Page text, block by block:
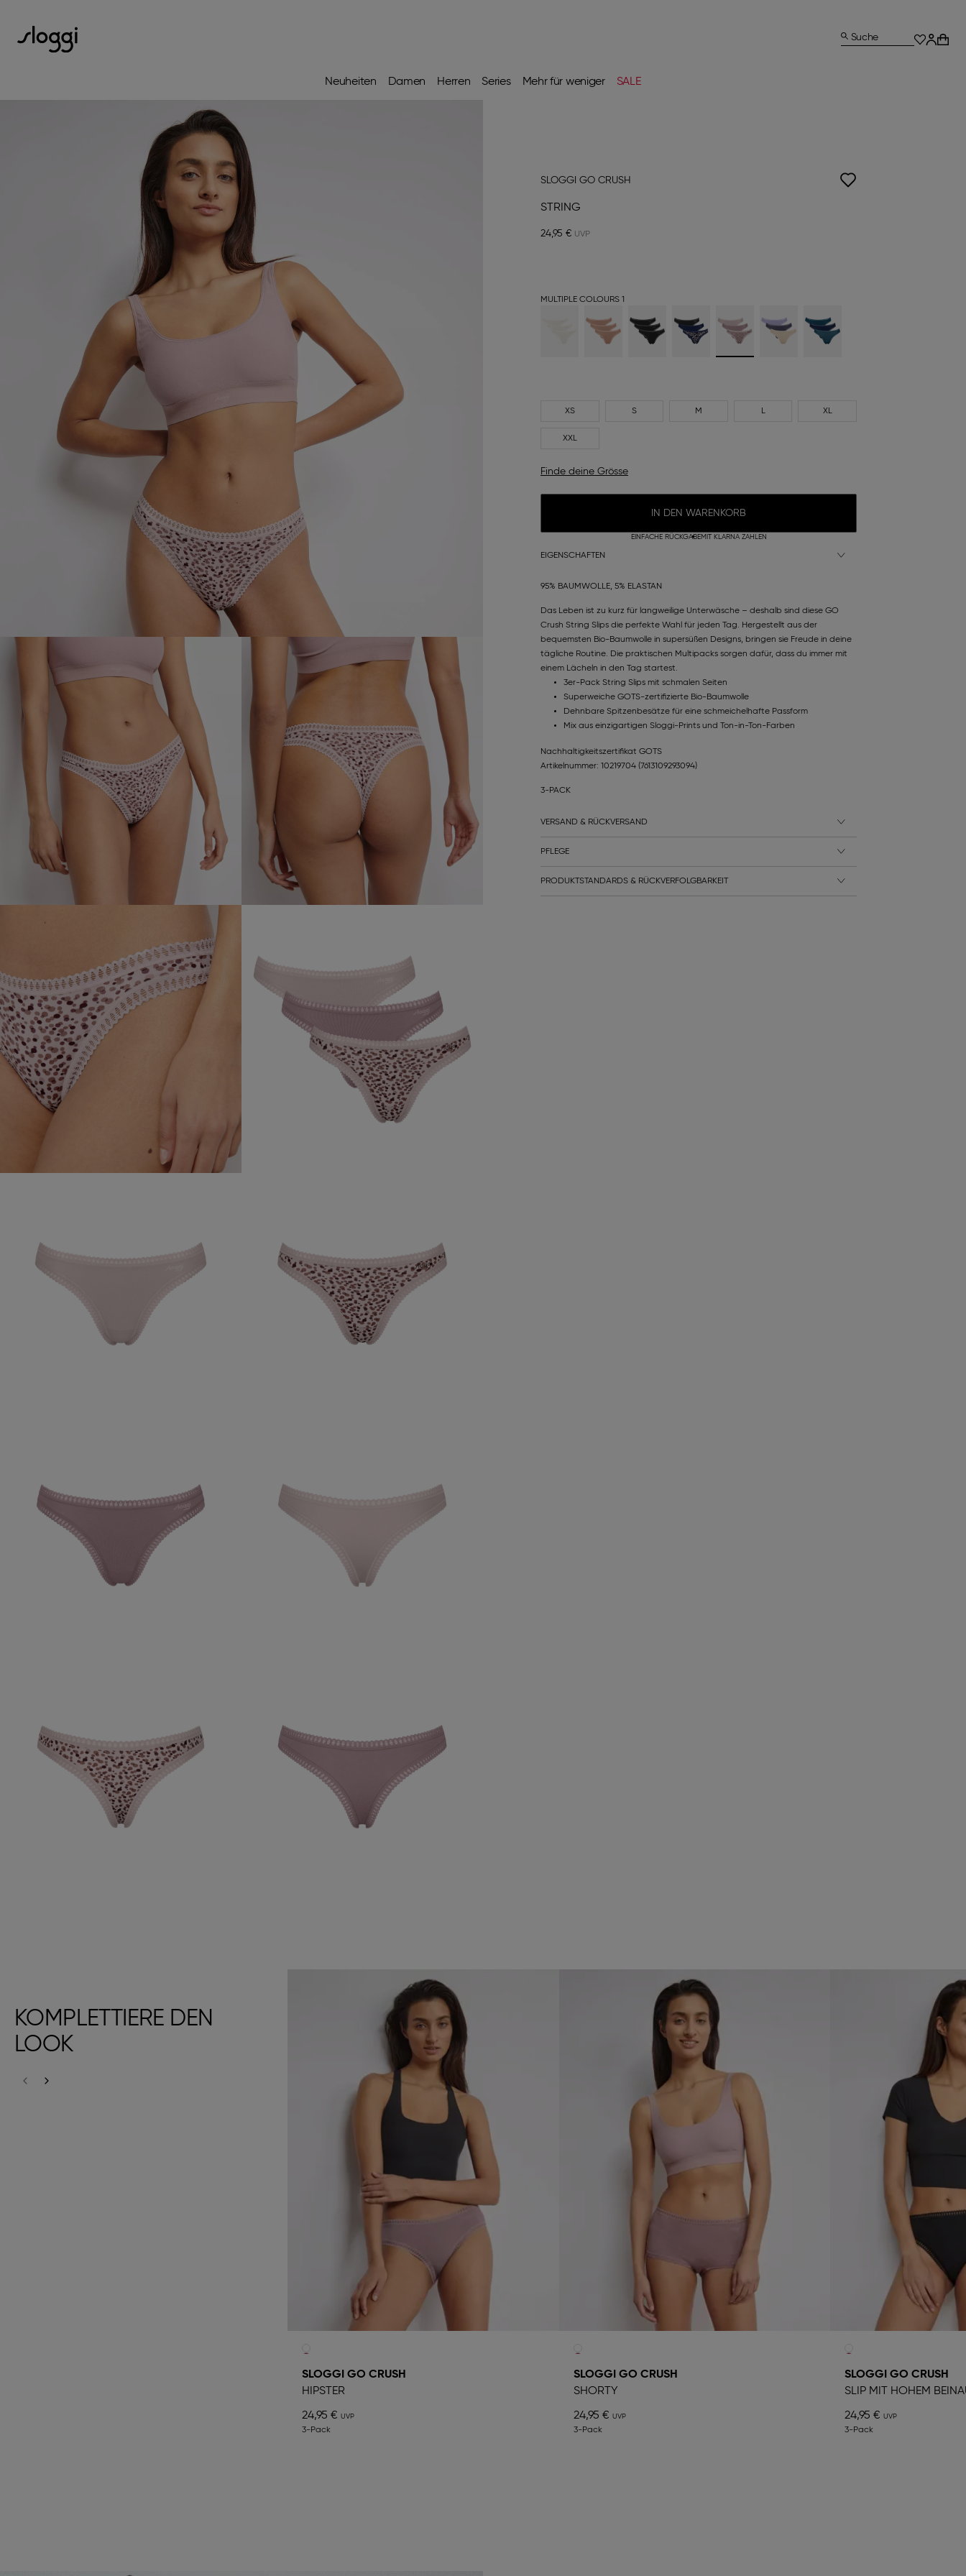
Neuheiten Damen Herren Series Mehr für weniger SALE
Suche
SLOGGI GO CRUSH
STRING
24,95 €
MULTIPLE COLOURS 1
XS S M L XL
XXL
Finde deine Grösse
IN DEN WARENKORB
EINFACHE RÜCKGABEMIT KLARNA ZAHLEN
EIGENSCHAFTEN
95% BAUMWOLLE, 5% ELASTAN
Das Leben ist zu kurz für langweilige Unterwäsche – deshalb sind diese GO
Crush String Slips die perfekte Wahl für jeden Tag. Hergestellt aus der
bequemsten Bio-Baumwolle in supersüßen Designs, bringen sie Freude in deine
tägliche Routine. Die praktischen Multipacks sorgen dafür, dass du immer mit
einem Lächeln in den Tag startest.
3er-Pack String Slips mit schmalen Seiten
Superweiche GOTS-zertifizierte Bio-Baumwolle
Dehnbare Spitzenbesätze für eine schmeichelhafte Passform
Mix aus einzigartigen Sloggi-Prints und Ton-in-Ton-Farben
Nachhaltigkeitszertifikat GOTS
Artikelnummer: 10219704 (7613109293094)
3-PACK
VERSAND & RÜCKVERSAND
PFLEGE
PRODUKTSTANDARDS & RÜCKVERFOLGBARKEIT
KOMPLETTIERE DEN
LOOK
SLOGGI GO CRUSH
HIPSTER
24,95 €
3-Pack
SLOGGI GO CRUSH
SHORTY
24,95 €
3-Pack
SLOGGI GO CRUSH
SLIP MIT HOHEM
24,95 €
3-Pack